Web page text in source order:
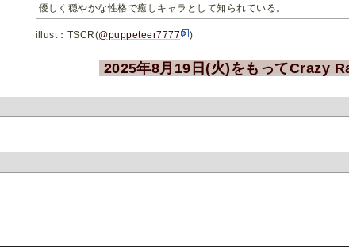
優しく穏やかな性格で癒しキャラとして知られている。
illust：TSCR(@puppeteer7777 )
2025年8月19日(火)をもってCrazy